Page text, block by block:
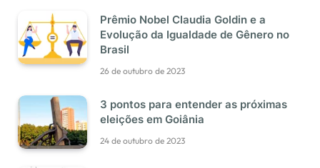
Prêmio Nobel Claudia Goldin e a
Evolução da Igualdade de Gênero no
Brasil
26 de outubro de 2023
3 pontos para entender as próximas
eleições em Goiânia
24 de outubro de 2023